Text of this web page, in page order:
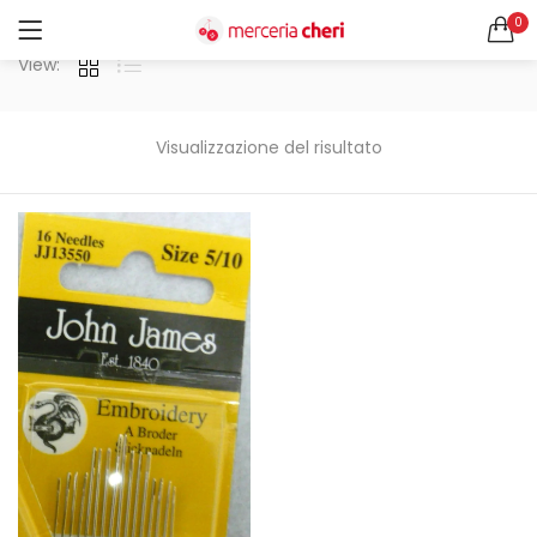
0
Ricordami
Password dimenticata?
Tutte le categorie
Accessori merceria (94)
Cesti portalavoro (8)
Aghi e spilli (24)
Applicazioni (26)
Borse (6)
Bottoni Vintage (204)
Lotti di Bottoni vintage (27)
Bottoni/alamari/automatici (46)
Alamari (5)
Calze collant donna (24)
Cappelli (16)
Visualizzazione del risultato
View: